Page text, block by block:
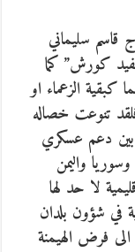
قاسم سليماني
كورش” كما
كبقية الزعماء او
تنوعت خصاله
بين دعم عسكري
واليمن
لا حد لها
في شؤون بلدان
الى فرض الهيمنة